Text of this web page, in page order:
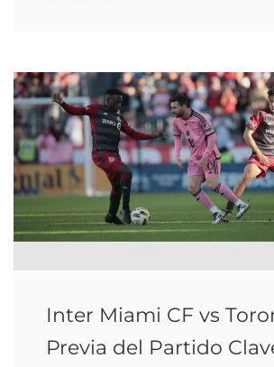
Inter Miami CF vs
Previa del Partido